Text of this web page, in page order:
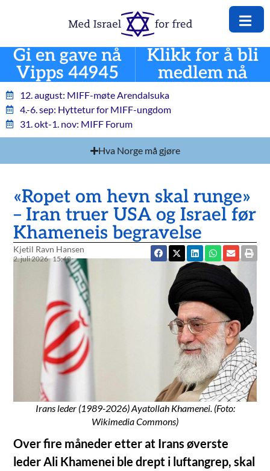
Gi en gave nå
Vipps 44945
Klikk for å bli
medlem nå
12. august: MIFF-møte Arendalsuka
4.-6. sep: Hyttetur for MIFF-ungdom
31. okt-1. nov: MIFF Forum
Hva Norge må gjøre
«Ropet om hevn skal runge»
– Iran truer USA og Israel før
Khameneis begravelse
Kjetil Ravn Hansen
2. juli 2026 15:48
Irans leder (1989-2026) Ayatollah Khamenei. (Foto:
Wikimedia Commons)
Over fire måneder etter at Irans øverste
leder Ali Khamenei ble drept i luftangrep, skal